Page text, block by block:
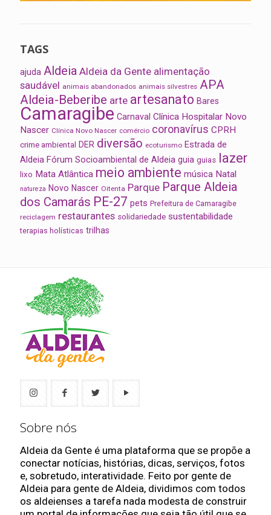
TAGS
ajuda Aldeia Aldeia da Gente alimentação
saudável animais abandonados animais silvestres APA
Aldeia-Beberibe arte artesanato Bares
Camaragibe Carnaval Clínica Hospitalar Novo
Nascer Clínica Novo Nascer comércio coronavírus CPRH
crime ambiental DER diversão ecoturismo Estrada de
Aldeia Fórum Socioambiental de Aldeia guia guias lazer
lixo Mata Atlântica meio ambiente música Natal
natureza Novo Nascer Oitenta Parque Parque Aldeia
dos Camarás PE-27 pets Prefeitura de Camaragibe
reciclagem restaurantes solidariedade sustentabilidade
terapias holísticas trilhas
Sobre nós
Aldeia da Gente é uma plataforma que se propõe a
conectar notícias, histórias, dicas, serviços, fotos
e, sobretudo, interatividade. Feito por gente de
Aldeia para gente de Aldeia, dividimos com todos
os aldeienses a tarefa nada modesta de construir